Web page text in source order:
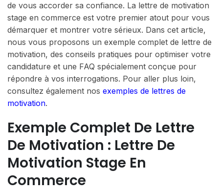
de vous accorder sa confiance. La lettre de motivation
stage en commerce est votre premier atout pour vous
démarquer et montrer votre sérieux. Dans cet article,
nous vous proposons un exemple complet de lettre de
motivation, des conseils pratiques pour optimiser votre
candidature et une FAQ spécialement conçue pour
répondre à vos interrogations. Pour aller plus loin,
consultez également nos exemples de lettres de
motivation.
Exemple Complet De Lettre
De Motivation : Lettre De
Motivation Stage En
Commerce